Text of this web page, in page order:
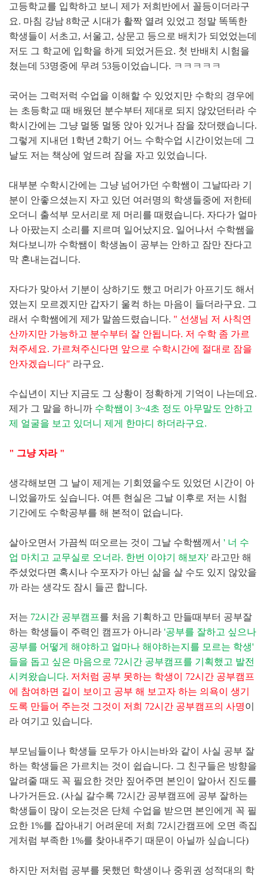
고등학교를 입학하고 보니 제가 저희반에서 꼴등이더라구
요. 마침 강남 8학군 시대가 활짝 열려 있었고 정말 똑똑한
학생들이 서초고, 서울고, 상문고 등으로 배치가 되었었는데
저도 그 학교에 입학을 하게 되었거든요. 첫 반배치 시험을
쳤는데 53명중에 무려 53등이었습니다. ㅋㅋㅋㅋㅋ
국어는 그럭저럭 수업을 이해할 수 있었지만 수학의 경우에
는 초등학교 때 배웠던 분수부터 제대로 되지 않았던터라 수
학시간에는 그냥 멀뚱 멀뚱 앉아 있거나 잠을 잤더랬습니다.
그렇게 지내던 1학년 2학기 어느 수학수업 시간이었는데 그
날도 저는 책상에 엎드려 잠을 자고 있었습니다.
대부분 수학시간에는 그냥 넘어가던 수학쌤이 그날따라 기
분이 안좋으셨는지 자고 있던 여러명의 학생들중에 저한테
오더니 출석부 모서리로 제 머리를 때렸습니다. 자다가 얼마
나 아팠는지 소리를 지르며 일어났지요. 일어나서 수학쌤을
쳐다보니까 수학쌤이 학생놈이 공부는 안하고 잠만 잔다고
막 혼내는겁니다.
자다가 맞아서 기분이 상하기도 했고 머리가 아프기도 해서
였는지 모르겠지만 갑자기 울컥 하는 마음이 들더라구요. 그
래서 수학쌤에게 제가 말씀드렸습니다. " 선생님 저 사칙연
산까지만 가능하고 분수부터 잘 안됩니다. 저 수학 좀 가르
쳐주세요. 가르쳐주신다면 앞으로 수학시간에 절대로 잠을
안자겠습니다" 라구요.
수십년이 지난 지금도 그 상황이 정확하게 기억이 나는데요.
제가 그 말을 하니까 수학쌤이 3~4초 정도 아무말도 안하고
제 얼굴을 보고 있더니 제게 한마디 하더라구요.
" 그냥 자라 "
생각해보면 그 날이 제게는 기회였을수도 있었던 시간이 아
니었을까도 싶습니다. 여튼 현실은 그날 이후로 저는 시험
기간에도 수학공부를 해 본적이 없습니다.
살아오면서 가끔씩 떠오르는 것이 그날 수학쌤께서 ' 너 수
업 마치고 교무실로 오너라. 한번 이야기 해보자' 라고만 해
주셨었다면 혹시나 수포자가 아닌 삶을 살 수도 있지 않았을
까 라는 생각도 잠시 들곤 합니다.
저는 72시간 공부캠프를 처음 기획하고 만들때부터 공부잘
하는 학생들이 주력인 캠프가 아니라 '공부를 잘하고 싶으나
공부를 어떻게 해야하고 얼마나 해야하는지를 모르는 학생'
들을 돕고 싶은 마음으로 72시간 공부캠프를 기획했고 발전
시켜왔습니다. 저처럼 공부 못하는 학생이 72시간 공부캠프
에 참여하면 길이 보이고 공부 해 보고자 하는 의욕이 생기
도록 만들어 주는것 그것이 저희 72시간 공부캠프의 사명이
라 여기고 있습니다.
부모님들이나 학생들 모두가 아시는바와 같이 사실 공부 잘
하는 학생들은 가르치는 것이 쉽습니다. 그 친구들은 방향을
알려줄 때도 꼭 필요한 것만 짚어주면 본인이 알아서 진도를
나가거든요. (사실 갈수록 72시간 공부캠프에 공부 잘하는
학생들이 많이 오는것은 단체 수업을 받으면 본인에게 꼭 필
요한 1%를 잡아내기 어려운데 저희 72시간캠프에 오면 족집
게처럼 부족한 1%를 찾아내주기 때문이 아닐까 싶습니다)
하지만 저처럼 공부를 못했던 학생이나 중위권 성적대의 학